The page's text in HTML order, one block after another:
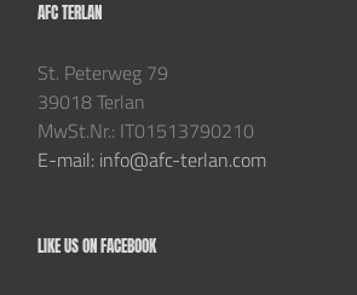
AFC TERLAN
St. Peterweg 79
39018 Terlan
MwSt.Nr.: IT01513790210
E-mail: info@afc-terlan.com
LIKE US ON FACEBOOK